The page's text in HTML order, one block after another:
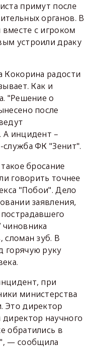
примут после
органов. В
с игроком
устроили драку
Кокорина радости
Как и
"Решение о
после
А инцидент –
ФК "Зенит".
бросание
говорить точнее
"Побои". Дело
заявления,
сломан зуб. В
горячую руку
при
министерства
Это директор
научного
обратились в
— сообщила